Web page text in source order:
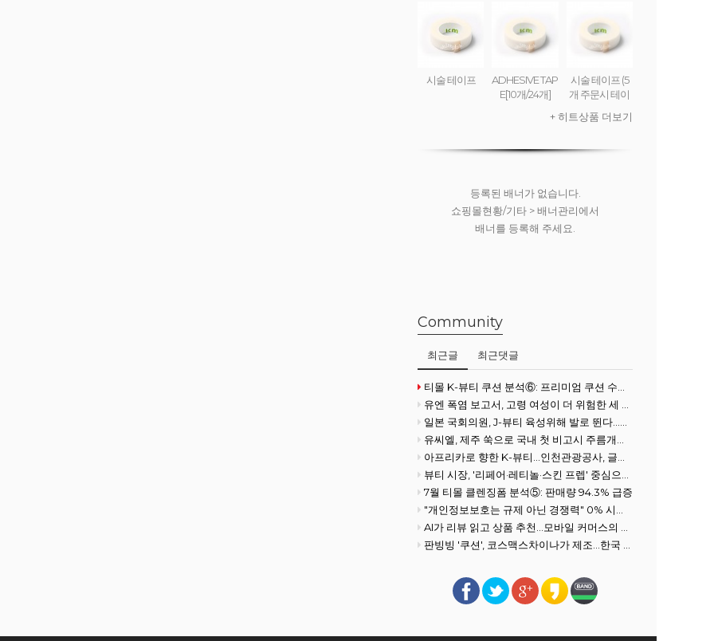
(set) ROLLY KI
NG FLYING CR
EAM
시술 테이프
ADHESIVE TAP
E[10개/24개]
시술 테이프 (5
개 주문시 테이
료)
+ 히트상품 더보기
등록된 배너가 없습니다.
쇼핑몰현황/기타 > 배너관리에서
배너를 등록해 주세요.
Community
최근글 최근댓글
티몰 K-뷰티 쿠션 분석⑥: 프리미엄 쿠션 수요 확대
유엔 폭염 보고서, 고령 여성이 더 위험한 세 가지 이유
일본 국회의원, J-뷰티 육성위해 발로 뛴다...화장품협회 방문
유씨엘, 제주 쑥으로 국내 첫 비고시 주름개선 기능성 획득
아프리카로 향한 K-뷰티…인천관광공사, 글로벌사우스 공략 강화
뷰티 시장, '리페어·레티놀·스킨 프렙' 중심으로 전개
7월 티몰 클렌징폼 분석⑤: 판매량 94.3% 급증
"개인정보보호는 규제 아닌 경쟁력" 0% 시장을 100% 필수재로 만든 여성
AI가 리뷰 읽고 상품 추천…모바일 커머스의 진화
판빙빙 '쿠션', 코스맥스차이나가 제조…한국 ODM 경쟁력 재조명